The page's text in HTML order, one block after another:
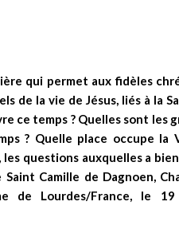
qui permet aux fidèles
de la vie de Jésus, liés à la
ce temps ? Quelles sont les
? Quelle place occupe la
questions auxquelles a
Camille de Dagnoen,
de Lourdes/France, le